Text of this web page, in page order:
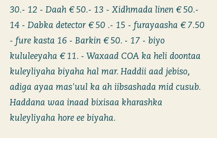
30.- 12 - Daah € 50.- 13 - Xidhmada linen € 50.-
14 - Dabka detector € 50 .- 15 - furayaasha € 7.50
- fure kasta 16 - Barkin € 50. - 17 - biyo
kululeeyaha € 11. - Waxaad COA ka heli doontaa
kuleyliyaha biyaha hal mar. Haddii aad jebiso,
adiga ayaa mas'uul ka ah iibsashada mid cusub.
Haddana waa inaad bixisaa kharashka
kuleyliyaha hore ee biyaha.